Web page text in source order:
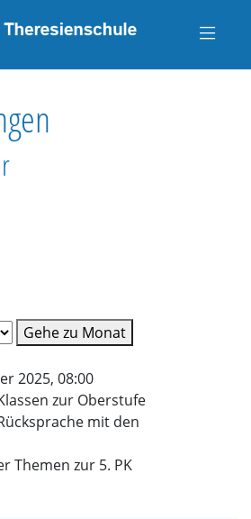
Gehe zu Monat
2025, 08:00
zur Oberstufe
mit den
Themen zur 5. PK